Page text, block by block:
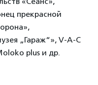
прекрасной
„Гараж“», V-A-C
plus и др.